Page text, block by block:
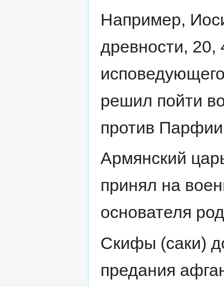
Например,
древности, 20,
решил пойти
против
Армянский
принял на
основателя
Скифы (саки)
предания